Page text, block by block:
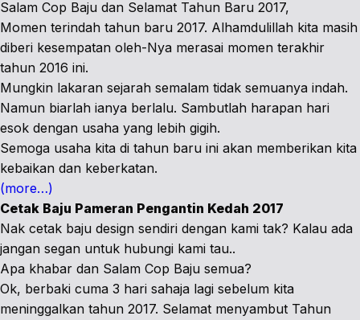
Salam Cop Baju dan Selamat Tahun Baru 2017,
Momen terindah tahun baru 2017. Alhamdulillah kita masih
diberi kesempatan oleh-Nya merasai momen terakhir
tahun 2016 ini.
Mungkin lakaran sejarah semalam tidak semuanya indah.
Namun biarlah ianya berlalu. Sambutlah harapan hari
esok dengan usaha yang lebih gigih.
Semoga usaha kita di tahun baru ini akan memberikan kita
kebaikan dan keberkatan.
(more…)
Cetak Baju Pameran Pengantin Kedah 2017
Nak cetak baju design sendiri dengan kami tak? Kalau ada
jangan segan untuk hubungi kami tau..
Apa khabar dan Salam Cop Baju semua?
Ok, berbaki cuma 3 hari sahaja lagi sebelum kita
meninggalkan tahun 2017. Selamat menyambut Tahun